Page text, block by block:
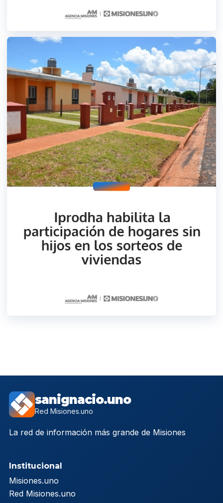
sanignacio.uno
Red Misiones.uno
La red de información más grande de Misiones
Institucional
Misiones.uno
Red Misiones.uno